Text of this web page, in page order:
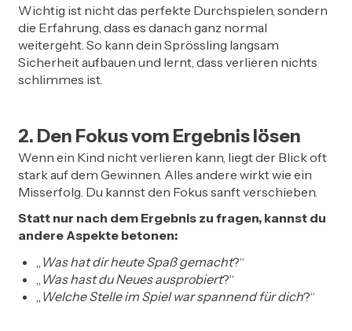
Wichtig ist nicht das perfekte Durchspielen, sondern
die Erfahrung, dass es danach ganz normal
weitergeht. So kann dein Sprössling langsam
Sicherheit aufbauen und lernt, dass verlieren nichts
schlimmes ist.
2. Den Fokus vom Ergebnis lösen
Wenn ein Kind nicht verlieren kann, liegt der Blick oft
stark auf dem Gewinnen. Alles andere wirkt wie ein
Misserfolg. Du kannst den Fokus sanft verschieben.
Statt nur nach dem Ergebnis zu fragen, kannst du
andere Aspekte betonen:
Was hat dir heute Spaß gemacht?“
Was hast du Neues ausprobiert?“
Welche Stelle im Spiel war spannend für dich?“